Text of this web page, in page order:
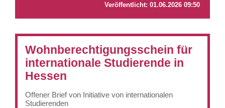
Veröffentlicht:01.06.2026 09:50
Wohnberechtigungsschein für
internationale Studierende in
Hessen
Offener Brief von Initiative von internationalen
Studierenden